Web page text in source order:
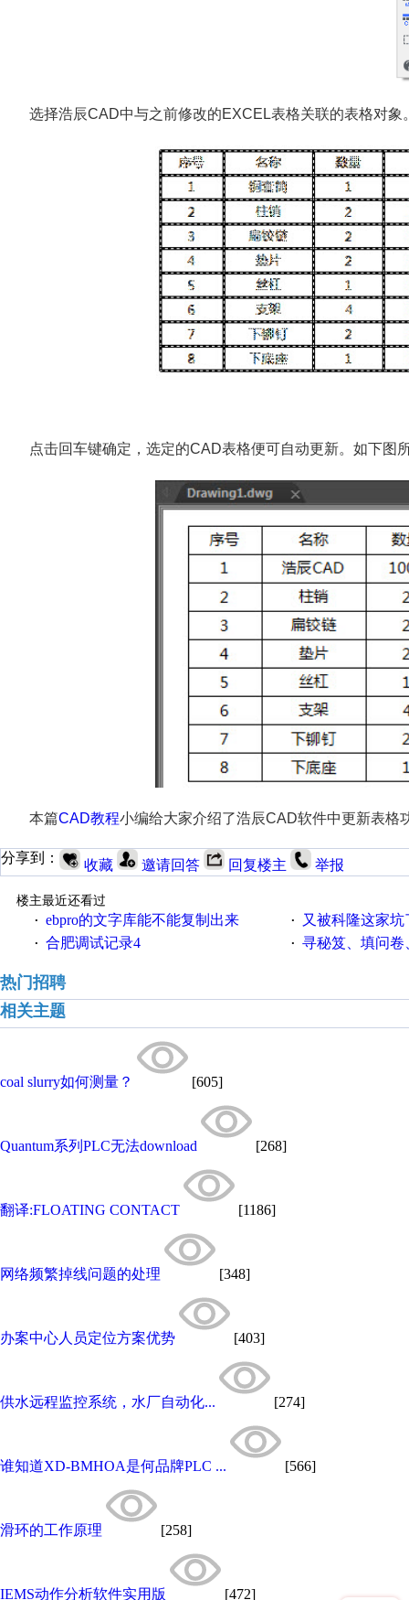
选择浩辰CAD中与之前修改的EXCEL表格关联的表格对象
点击回车键确定，选定的CAD表格便可自动更新。如下图
本篇CAD教程小编给大家介绍了浩辰CAD软件中更新表格
分享到： 收藏 邀请回答 回复楼主 举报
楼主最近还看过
· ebpro的文字库能不能复制出来 · 又被科隆这家坑
· 合肥调试记录4 · 寻秘笈、填问卷
热门招聘
相关主题
coal slurry如何测量？ [605]
Quantum系列PLC无法download [268]
翻译:FLOATING CONTACT [1186]
网络频繁掉线问题的处理 [348]
办案中心人员定位方案优势 [403]
供水远程监控系统，水厂自动化... [274]
谁知道XD-BMHOA是何品牌PLC ... [566]
滑环的工作原理 [258]
IEMS动作分析软件实用版 [472]